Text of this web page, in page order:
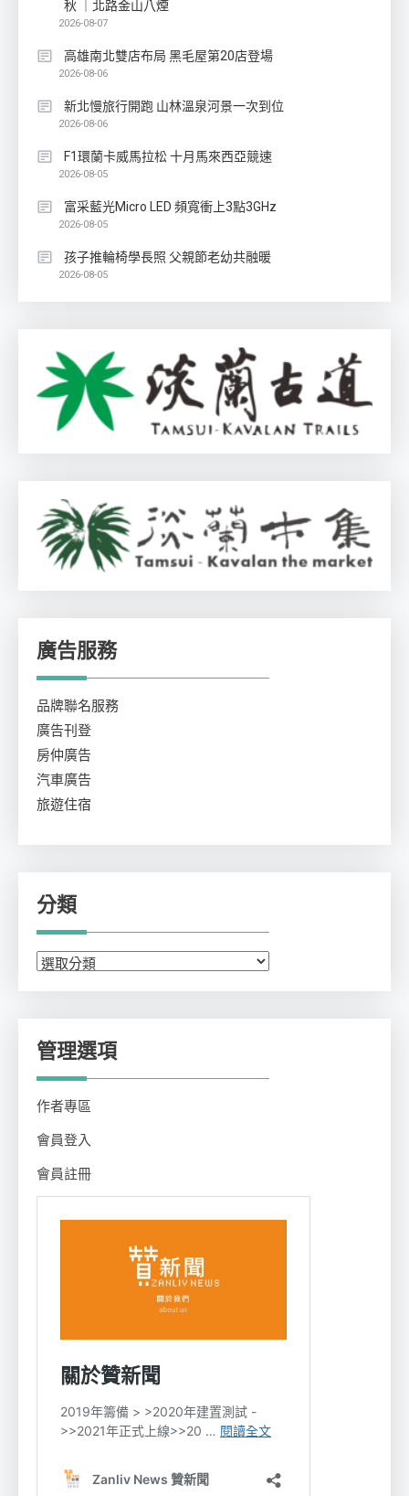
秋 ｜北路金山八煙
2026-08-07
高雄南北雙店布局 黑毛屋第20店登場
2026-08-06
新北慢旅行開跑 山林溫泉河景一次到位
2026-08-06
F1環蘭卡威馬拉松 十月馬來西亞競速
2026-08-05
富采藍光Micro LED 頻寬衝上3點3GHz
2026-08-05
孩子推輪椅學長照 父親節老幼共融暖
2026-08-05
廣告服務
品牌聯名服務
廣告刊登
房仲廣告
汽車廣告
旅遊住宿
分類
分
管理選項
作者專區
會員登入
會員註冊